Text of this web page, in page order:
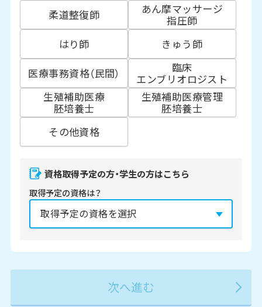
柔道整復師
あん摩マッサージ
指圧師
はり師
きゅう師
医療事務資格（民間）
臨床
エンブリオロジスト
生殖補助医療
胚培養士
生殖補助医療管理
胚培養士
その他資格
資格取得予定の方・学生の方はこちら
取得予定の資格は？
2027年 2028年 2029年 3月